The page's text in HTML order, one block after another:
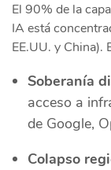
El 90% de la
IA está
EE.UU. y China).
Soberanía
acceso a
de Google,
Colapso